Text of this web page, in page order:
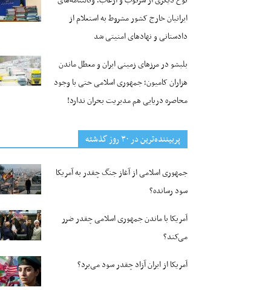
ایرانیان خارج کشور مشروط به استعلام از
دادستانی و نهادهای امنیتی شد
بلبشو در مرزهای زمینی ایران و معطل ماندن
هزاران کامیون؛ جمهوری اسلامی حتی با وجود
محاصره دریایی هم مدیریت بحران ندارد!
پربیننده‌ترین‌ در ۳۰ روز گذشته
جمهوری اسلامی از آغاز جنگ چقدر به آمریکا
سود رسانده؟
آمریکا با ماندن جمهوری اسلامی چقدر ضرر
می‌کند؟
آمریکا از ایران آزاد چقدر سود می‌برد؟